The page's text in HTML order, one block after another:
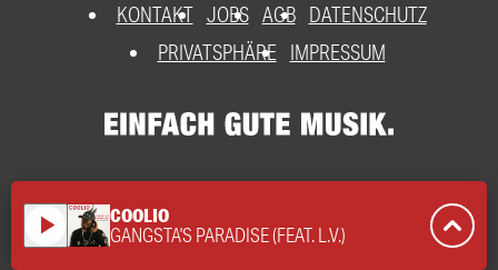
KONTAKT JOBS AGB DATENSCHUTZ
PRIVATSPHÄRE
IMPRESSUM
play_arrow COOLIO
GANGSTA'S PARADISE (FEAT. L.V.)